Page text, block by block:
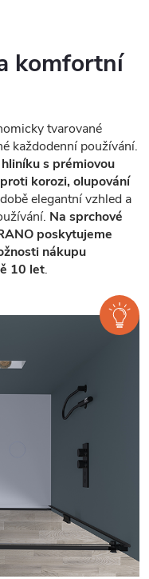
komfortní
tvarované
každodenní používání.
s prémiovou
korozi, olupování
elegantní vzhled a
Na sprchové
poskytujeme
nákupu
10 let.